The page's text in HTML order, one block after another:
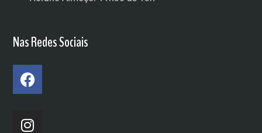
Nas Redes Sociais